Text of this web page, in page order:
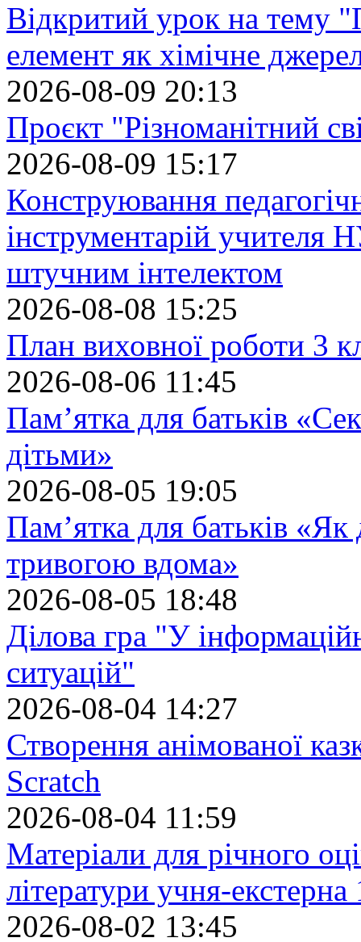
Відкритий урок на тему
елемент як хімічне
2026-08-09 20:13
Проєкт "Різноманітний
2026-08-09 15:17
Конструювання
інструментарій учителя
штучним інтелектом
2026-08-08 15:25
План виховної роботи 3
2026-08-06 11:45
Пам’ятка для батьків
дітьми»
2026-08-05 19:05
Пам’ятка для батьків
тривогою вдома»
2026-08-05 18:48
Ділова гра "У
ситуацій"
2026-08-04 14:27
Створення анімованої
Scratch
2026-08-04 11:59
Матеріали для річного
літератури учня-екстерна
2026-08-02 13:45